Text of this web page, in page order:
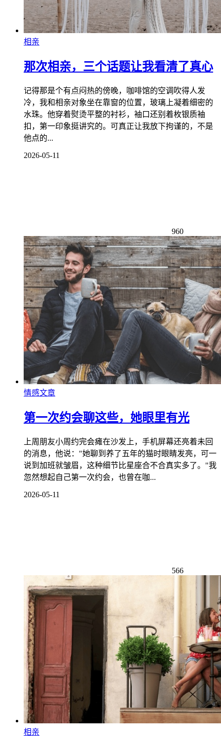
相亲
那次相亲，三个话题让我看清了真心
记得那是个有点闷热的傍晚，咖啡馆的空调吹得人发
冷，我和相亲对象坐在靠窗的位置，玻璃上凝着细密的
水珠。他穿着熨烫平整的衬衫，袖口还别着枚银质袖
扣，第一印象挺讲究的。可真正让我放下拘谨的，不是
他点的...
2026-05-11
960
情感文章
第一次约会聊这些，她眼里有光
上周朋友小周约完会瘫在沙发上，手机屏幕还亮着未回
的消息，他说："她聊到养了五年的猫时眼睛发亮，可一
说到加班就皱眉，这种细节比星座合不合真实多了。"我
忽然想起自己第一次约会，也曾在咖...
2026-05-11
566
相亲